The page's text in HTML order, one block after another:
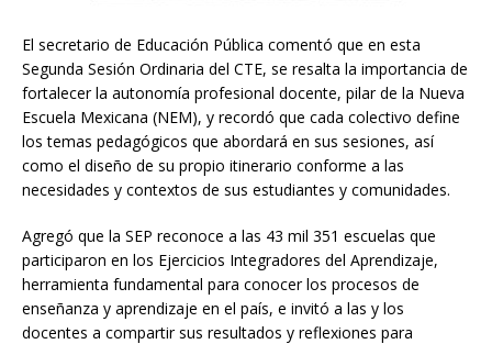
El secretario de Educación Pública comentó que en esta
Segunda Sesión Ordinaria del CTE, se resalta la importancia de
fortalecer la autonomía profesional docente, pilar de la Nueva
Escuela Mexicana (NEM), y recordó que cada colectivo define
los temas pedagógicos que abordará en sus sesiones, así
como el diseño de su propio itinerario conforme a las
necesidades y contextos de sus estudiantes y comunidades.
Agregó que la SEP reconoce a las 43 mil 351 escuelas que
participaron en los Ejercicios Integradores del Aprendizaje,
herramienta fundamental para conocer los procesos de
enseñanza y aprendizaje en el país, e invitó a las y los
docentes a compartir sus resultados y reflexiones para